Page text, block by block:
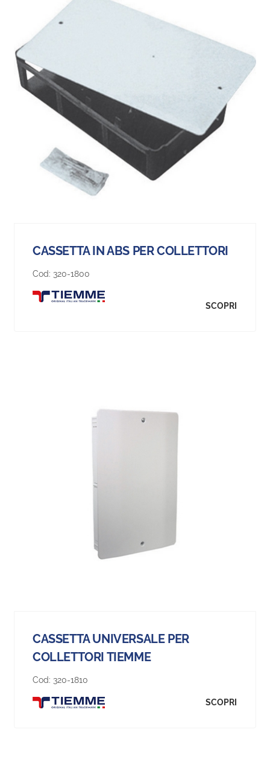
CASSETTA IN ABS PER COLLETTORI
Cod: 320-1800
SCOPRI
CASSETTA UNIVERSALE PER
COLLETTORI TIEMME
Cod: 320-1810
SCOPRI